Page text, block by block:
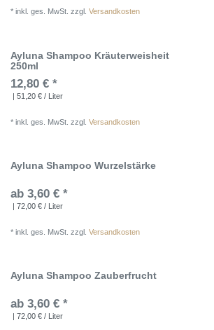
*inkl. ges. MwSt. zzgl.Versandkosten
Ayluna Shampoo Kräuterweisheit
250ml
12,80 € *
| 51,20 € / Liter
*inkl. ges. MwSt. zzgl.Versandkosten
Ayluna Shampoo Wurzelstärke
ab 3,60 € *
| 72,00 € / Liter
*inkl. ges. MwSt. zzgl.Versandkosten
Ayluna Shampoo Zauberfrucht
ab 3,60 € *
| 72,00 € / Liter